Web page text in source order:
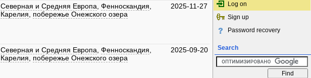
Северная и Средняя Европа Фенноскандия
Карелия
побережье Онежского озера
2025-11-27
Северная и Средняя Европа Фенноскандия
Карелия
побережье Онежского озера
2025-09-20
Log on
Sign up
Password recovery
Search